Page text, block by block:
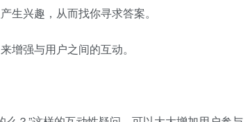
生兴趣，从而找你寻求答案。
增强与用户之间的互动。